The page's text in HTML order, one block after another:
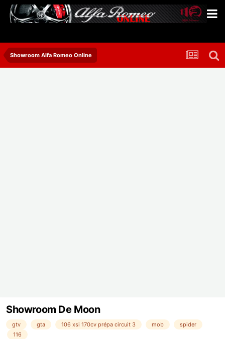
Showroom Alfa Romeo Online
Showroom De Moon
gtv gta 106 xsi 170cv prépa circuit 3 mob
spider
116